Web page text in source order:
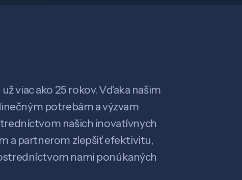
viac ako 25 rokov. Vďaka našim
potrebám a výzvam
našich inovatívnych
a partnerom zlepšiť efektivitu,
nami ponúkaných